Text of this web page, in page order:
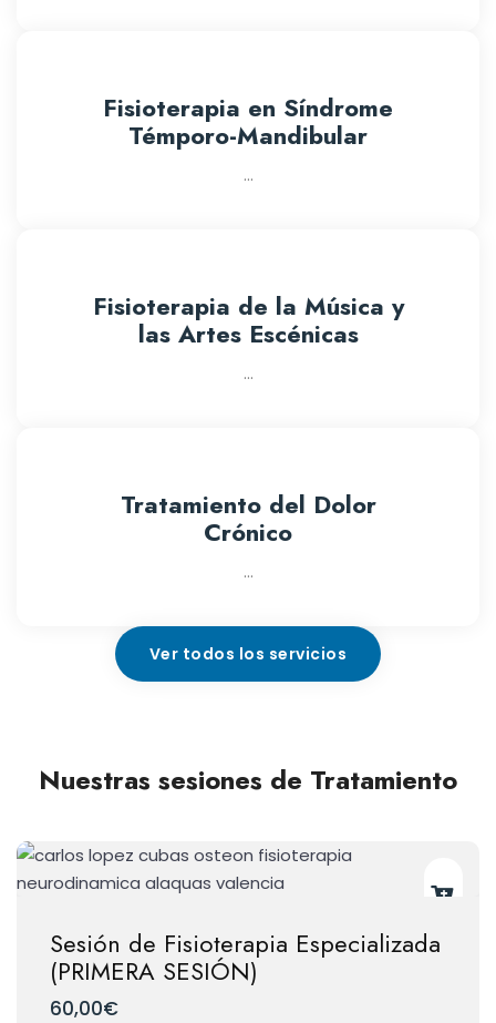
Fisioterapia en Síndrome
Témporo-Mandibular
...
Fisioterapia de la Música y
las Artes Escénicas
...
Tratamiento del Dolor
Crónico
...
Ver todos los servicios
Nuestras sesiones de Tratamiento
Sesión de Fisioterapia Especializada
(PRIMERA SESIÓN)
60,00€